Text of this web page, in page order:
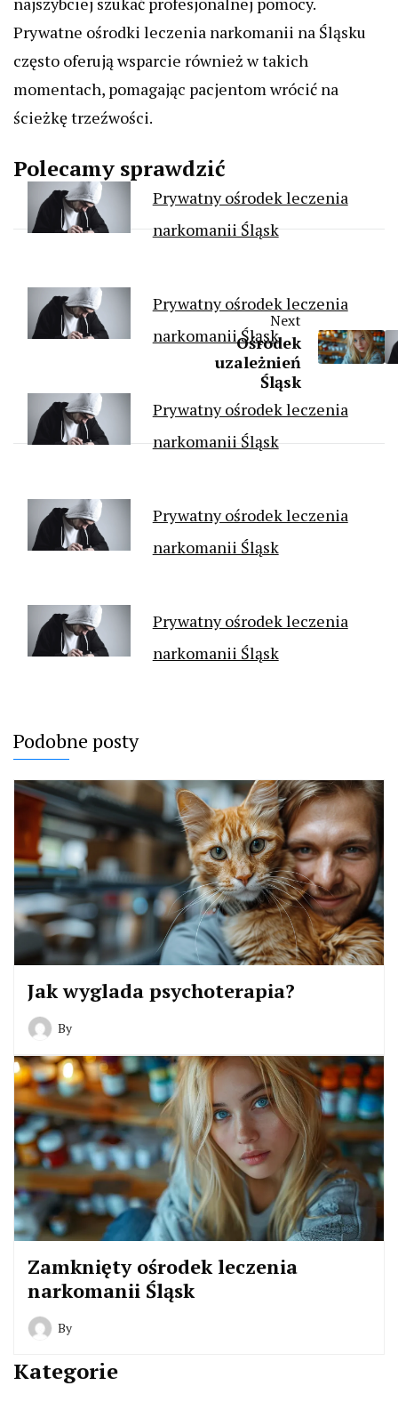
Prywatne ośrodki leczenia narkomanii na Śląsku
często oferują wsparcie również w takich
momentach, pomagając pacjentom wrócić na
ścieżkę trzeźwości.
Polecamy sprawdzić
Prywatny ośrodek leczenia
narkomanii Śląsk
Prywatny ośrodek leczenia
narkomanii Śląsk
Prywatny ośrodek leczenia
narkomanii Śląsk
Prywatny ośrodek leczenia
narkomanii Śląsk
Prywatny ośrodek leczenia
narkomanii Śląsk
Next
Ośrodek
uzależnień
Śląsk
Podobne posty
Jak wyglada psychoterapia?
By
Zamknięty ośrodek leczenia
narkomanii Śląsk
By
Kategorie